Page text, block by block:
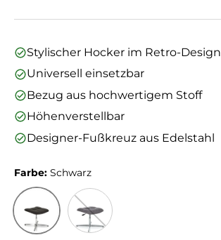
Stylischer Hocker im Retro-Design
Universell einsetzbar
Bezug aus hochwertigem Stoff
Höhenverstellbar
Designer-Fußkreuz aus Edelstahl
Farbe: Schwarz